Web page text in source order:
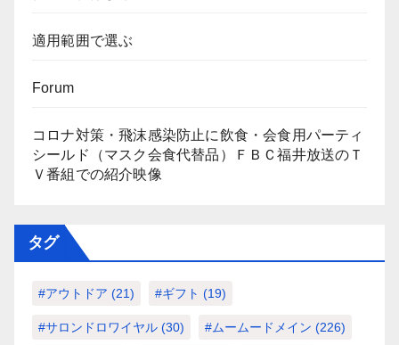
適用範囲で選ぶ
Forum
コロナ対策・飛沫感染防止に飲食・会食用パーティ
シールド（マスク会食代替品）ＦＢＣ福井放送のＴ
Ｖ番組での紹介映像
タグ
#アウトドア (21) #ギフト (19)
#サロンドロワイヤル (30) #ムームードメイン (226)